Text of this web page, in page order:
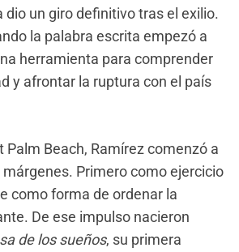
dio un giro definitivo tras el exilio.
la palabra escrita empezó a
herramienta para comprender
y afrontar la ruptura con el país
Palm Beach, Ramírez comenzó a
Primero como ejercicio
como forma de ordenar la
De ese impulso nacieron
de los sueños, su primera